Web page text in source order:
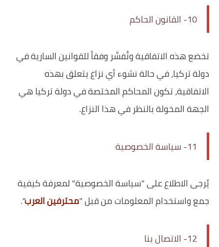
10- القانون الحاكم
تخضع هذه الاتفاقية وتُفسَّر وفقاً للقوانين السارية في
دولة تركيا، في حالة نشوء أي نزاع يتعلق بهذه
الاتفاقية، تكون المحاكم المختصة في دولة تركيا هي
الجهة المخولة بالنظر في هذا النزاع.
11- سياسة الخصوصية
يُرجى الاطلاع على "سياسة الخصوصية" لمعرفة كيفية
جمع واستخدام المعلومات من قبل "محترفين العرب".
12- الاتصال بنا